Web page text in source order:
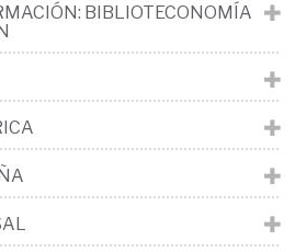
BIBLIOTECONOMÍA